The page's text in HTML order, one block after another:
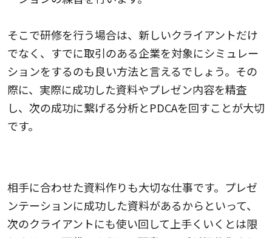
そこで研修を行う場合は、新しいクライアントだけ
でなく、すでに取引のある企業を対象にシミュレー
ションをするのも良い方法と言えるでしょう。その
際に、実際に成功した資料やプレゼン内容を精査
し、次の成功に繋げる分析とPDCAを回すことが大切
です。
相手に合わせた資料作りも大切な仕事です。プレゼ
ンテーションに成功した資料があるからといって、
次のクライアントにも使い回して上手くいくとは限